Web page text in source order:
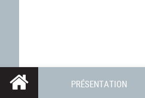
PRÉSENTATION